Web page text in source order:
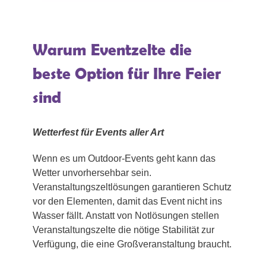
Warum Eventzelte die
beste Option für Ihre Feier
sind
Wetterfest für Events aller Art
Wenn es um Outdoor-Events geht kann das
Wetter unvorhersehbar sein.
Veranstaltungszeltlösungen garantieren Schutz
vor den Elementen, damit das Event nicht ins
Wasser fällt. Anstatt von Notlösungen stellen
Veranstaltungszelte die nötige Stabilität zur
Verfügung, die eine Großveranstaltung braucht.